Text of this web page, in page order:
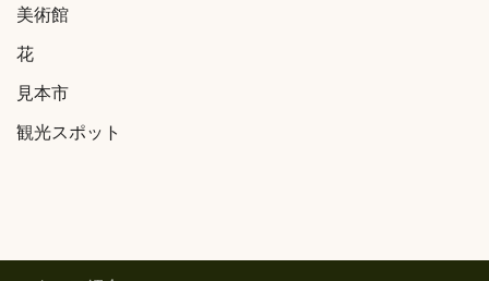
美術館
花
見本市
観光スポット